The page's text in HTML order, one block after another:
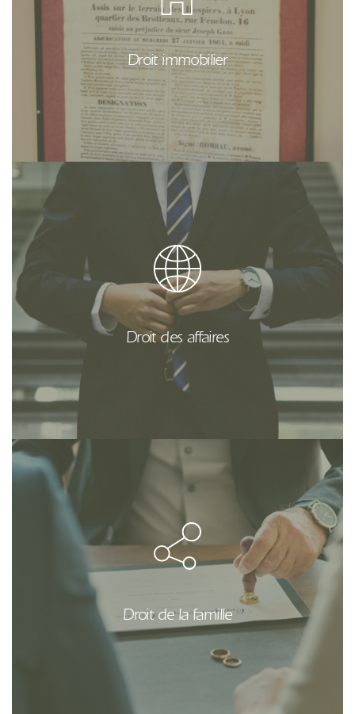
Droit immobilier
Achat et vente d’un bien immobilier, prêt, bail,
réglement de copropriété, ….
Droit des affaires
Cession de fonds de commerce, constitution de
société, transmission de parts, suivi juridique de
sociétés…
Droit de la famille
Contrat de mariage, succession, donation, divorce,
pacs, partage, mandat de protection future,